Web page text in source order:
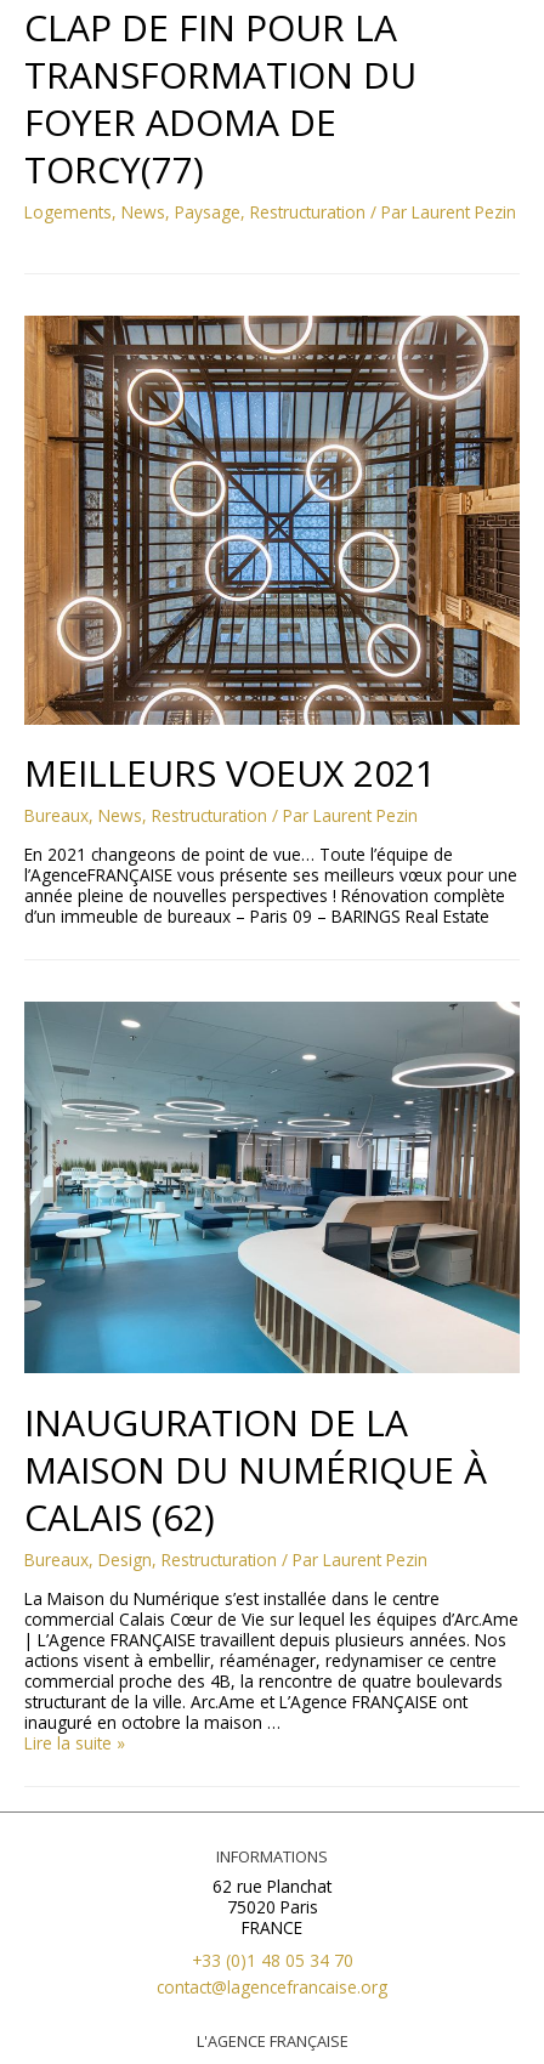
CLAP DE FIN POUR LA
TRANSFORMATION DU
FOYER ADOMA DE
TORCY(77)
Logements, News, Paysage, Restructuration / Par Laurent Pezin
MEILLEURS VOEUX 2021
Bureaux, News, Restructuration / Par Laurent Pezin
En 2021 changeons de point de vue… Toute l’équipe de
l’AgenceFRANÇAISE vous présente ses meilleurs vœux pour une
année pleine de nouvelles perspectives ! Rénovation complète
d’un immeuble de bureaux – Paris 09 – BARINGS Real Estate
INAUGURATION DE LA
MAISON DU NUMÉRIQUE À
CALAIS (62)
Bureaux, Design, Restructuration / Par Laurent Pezin
La Maison du Numérique s’est installée dans le centre
commercial Calais Cœur de Vie sur lequel les équipes d’Arc.Ame
| L’Agence FRANÇAISE travaillent depuis plusieurs années. Nos
actions visent à embellir, réaménager, redynamiser ce centre
commercial proche des 4B, la rencontre de quatre boulevards
structurant de la ville. Arc.Ame et L’Agence FRANÇAISE ont
inauguré en octobre la maison …
Lire la suite »
INFORMATIONS
62 rue Planchat
75020 Paris
FRANCE
+33 (0)1 48 05 34 70
contact@lagencefrancaise.org
L'AGENCE FRANÇAISE